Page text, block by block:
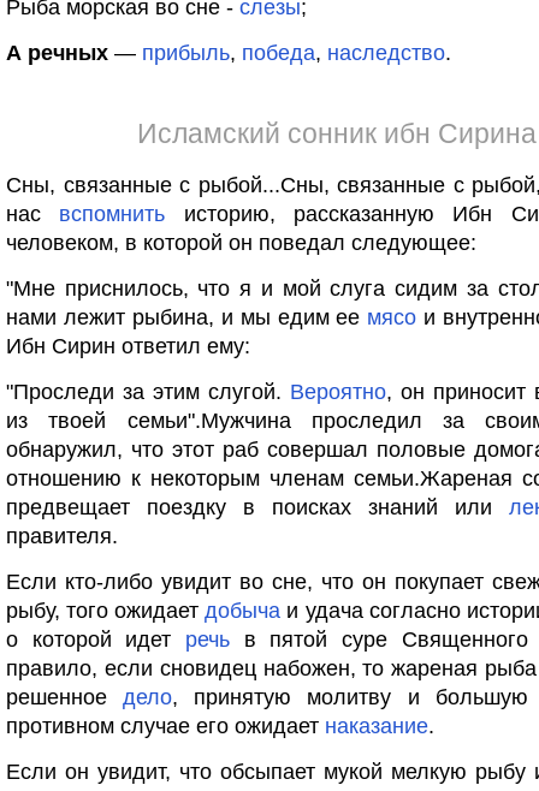
Рыба морская во сне - слезы;
А речных — прибыль, победа, наследство.
Исламский сонник ибн Сирина
Сны, связанные с рыбой...Сны, связанные с
нас вспомнить историю, рассказанную Ибн
человеком, в которой он поведал следующее:
"Мне приснилось, что я и мой слуга сидим за
нами лежит рыбина, и мы едим ее мясо и
Ибн Сирин ответил ему:
"Проследи за этим слугой. Вероятно, он приносит
из твоей семьи".Мужчина проследил за
обнаружил, что этот раб совершал половые
отношению к некоторым членам семьи.Жареная
предвещает поездку в поисках знаний или
правителя.
Если кто-либо увидит во сне, что он покупает
рыбу, того ожидаетдобыча и удача согласно
о которой идет речь в пятой суре Священного
правило, если сновидец набожен, то жареная
решенноедело, принятую молитву и
противном случае его ожидает наказание.
Если он увидит, что обсыпает мукой мелкую рыбу